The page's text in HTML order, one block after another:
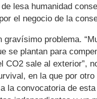
lesa humanidad
el negocio de la
problema.
se plantan para
CO2 sale al exterior”,
en la que por
la convocatoria de esta